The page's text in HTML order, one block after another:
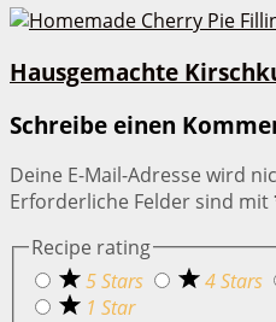
Hausgemachte
Schreibe einen
Deine E-Mail-Adresse wird
Erforderliche Felder sind mit
Recipe rating
5 Stars
4 Stars
1 Star